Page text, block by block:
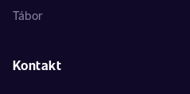
Tábor
Kontakt